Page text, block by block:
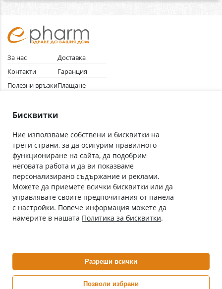
За нас
Контакти
Полезни връзки
Общи условия
Доставка
Гаранция
Плащане
Абонирай се за нашия бюлетин
С абонамента се съгласявам сПолитиката за лични данни.
Онлайн аптека, част от аптеки „Ванчева“
ePharm е лицензирана онлайн аптека от
Изпълнителна Агенция по Лекарствата
Бисквитки
Ние използваме собствени и бисквитки на
трети страни, за да осигурим правилното
функциониране на сайта, да подобрим
неговата работа и да ви показваме
персонализирано съдържание и реклами.
Можете да приемете всички бисквитки или да
управлявате своите предпочитания от панела
с настройки. Повече информация можете да
намерите в нашата Политика за бисквитки.
Разреши всички
Позволи избрани